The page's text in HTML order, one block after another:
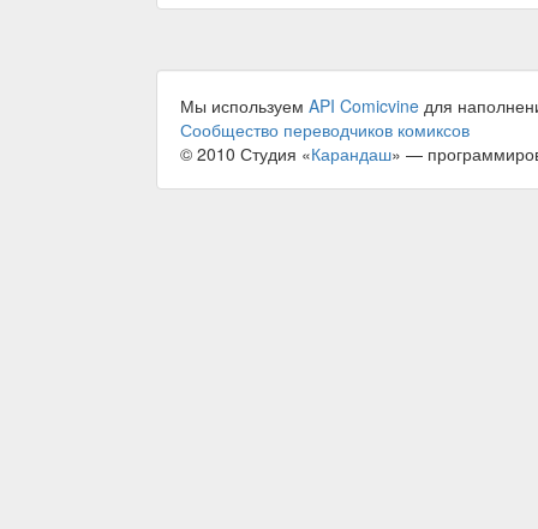
Мы используем API Comicvine для
Сообщество переводчиков комиксов
© 2010 Студия «Карандаш» —